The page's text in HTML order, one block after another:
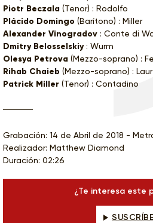
Piotr Beczala (Tenor) : Rodolfo
Plácido Domingo (Barítono) : Miller
Alexander Vinogradov : Conte di
Dmitry Belosselskiy: Wurm
Olesya Petrova (Mezzo-soprano) :
Rihab Chaieb (Mezzo-soprano) :
Patrick Miller (Tenor) : Contadino
Grabación: 14 de Abril de 2018 -
Realizador: Matthew Diamond
Duración: 02:26
¿Te interesa este